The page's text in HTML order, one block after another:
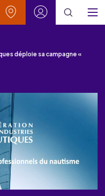
déploie sa campagne «